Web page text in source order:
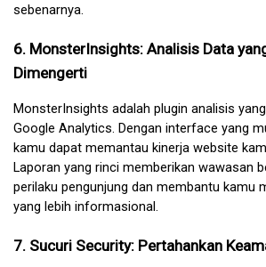
sebenarnya.
6. MonsterInsights: Analisis Data
Dimengerti
MonsterInsights adalah plugin analisis
Google Analytics. Dengan interface yang
kamu dapat memantau kinerja website
Laporan yang rinci memberikan wawasan
perilaku pengunjung dan membantu kamu
yang lebih informasional.
7. Sucuri Security: Pertahankan